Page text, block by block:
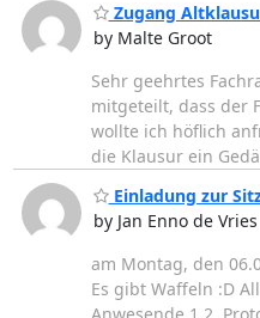
Zugang
by Malte Groot
Sehr geehrtes
mitgeteilt, dass der
wollte ich höflich
die Klausur ein
Einladung zur
by Jan Enno de Vries
am Montag, den
Es gibt Waffeln :D
Anwesende 1.2.